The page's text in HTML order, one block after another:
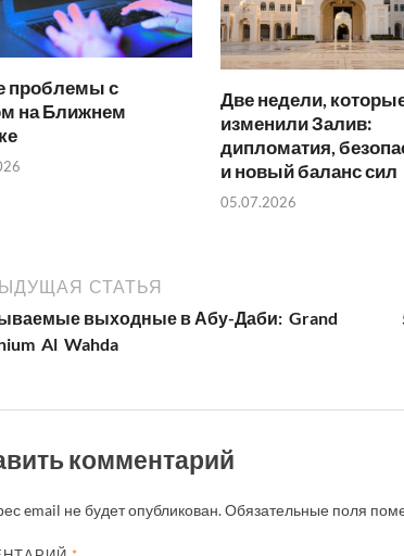
проблемы с
на Ближнем
Две недели,
изменили Залив:
дипломатия,
и новый баланс сил
05.07.2026
СТАТЬЯ
выходные в Абу-Даби: Grand
Al Wahda
комментарий
email не будет опубликован.Обязательные поля